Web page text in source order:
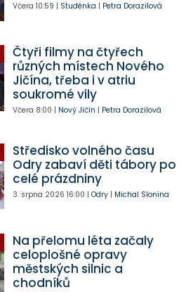
Včera 10:59 | Studénka | Petra Dorazilová
Čtyři filmy na čtyřech
různých místech Nového
Jičína, třeba i v atriu
soukromé vily
Včera 8:00 | Nový Jičín | Petra Dorazilová
Středisko volného času
Odry zabaví děti tábory po
celé prázdniny
3. srpna 2026 16:00 | Odry| Michal Slonina
Na přelomu léta začaly
celoplošné opravy
městských silnic a
chodníků